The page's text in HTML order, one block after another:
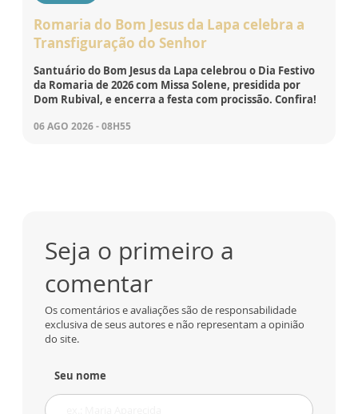
Romaria do Bom Jesus da Lapa celebra a
Transfiguração do Senhor
Santuário do Bom Jesus da Lapa celebrou o Dia Festivo
da Romaria de 2026 com Missa Solene, presidida por
Dom Rubival, e encerra a festa com procissão. Confira!
06 AGO 2026 - 08H55
Seja o primeiro a
comentar
Os comentários e avaliações são de responsabilidade
exclusiva de seus autores e não representam a opinião
do site.
Seu nome